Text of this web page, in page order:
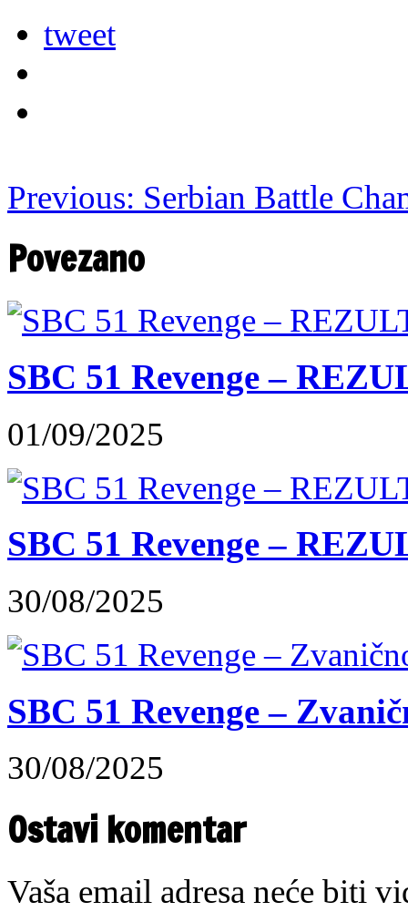
tweet
Previous: Serbian Battle
Povezano
SBC 51 Revenge –
01/09/2025
SBC 51 Revenge –
30/08/2025
SBC 51 Revenge –
30/08/2025
Ostavi komentar
Vaša email adresa neće biti